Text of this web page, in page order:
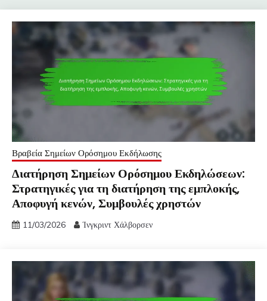
Βραβεία Σημείων Ορόσημου Εκδήλωσης
Διατήρηση Σημείων Ορόσημου Εκδηλώσεων:
Στρατηγικές για τη διατήρηση της εμπλοκής,
Αποφυγή κενών, Συμβουλές χρηστών
11/03/2026 Ίνγκριντ Χάλβορσεν